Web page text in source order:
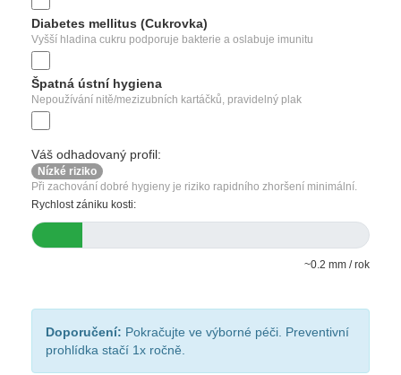
Diabetes mellitus (Cukrovka)
Vyšší hladina cukru podporuje bakterie a oslabuje imunitu
Špatná ústní hygiena
Nepoužívání nitě/mezizubních kartáčků, pravidelný plak
Váš odhadovaný profil:
Nízké riziko
Při zachování dobré hygieny je riziko rapidního zhoršení minimální.
Rychlost zániku kosti:
~0.2 mm / rok
Doporučení: Pokračujte ve výborné péči. Preventivní
prohlídka stačí 1x ročně.